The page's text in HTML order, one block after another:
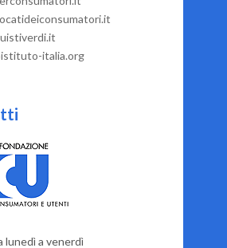
italia.org
lunedì a venerdì